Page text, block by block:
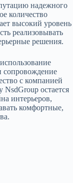
надежного
количество
высокий уровень
реализовывать
решения.
сопровождение
с компанией
остается
интерьеров,
комфортные,